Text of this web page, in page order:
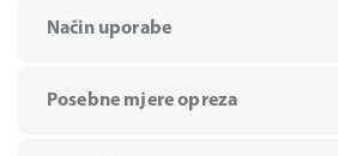
Način uporabe
Posebne mjere opreza